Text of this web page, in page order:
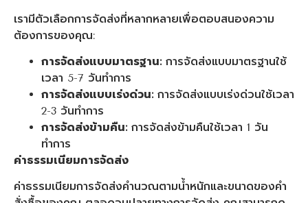
เรามีตัวเลือกการจัดส่งที่หลากหลายเพื่อตอบสนองความ
ต้องการของคุณ:
การจัดส่งแบบมาตรฐาน:การจัดส่งแบบมาตรฐานใช้
เวลา 5-7 วันทำการ
การจัดส่งแบบเร่งด่วน:การจัดส่งแบบเร่งด่วนใช้เวลา
2-3 วันทำการ
การจัดส่งข้ามคืน:การจัดส่งข้ามคืนใช้เวลา 1 วัน
ทำการ
ค่าธรรมเนียมการจัดส่ง
ค่าธรรมเนียมการจัดส่งคำนวณตามน้ำหนักและขนาดของคำ